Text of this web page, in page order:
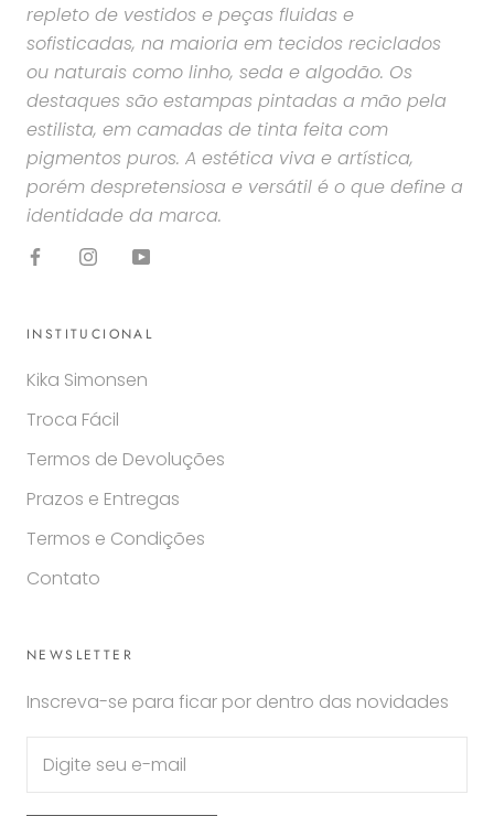
repleto de vestidos e peças fluidas e
sofisticadas, na maioria em tecidos reciclados
ou naturais como linho, seda e algodão. Os
destaques são estampas pintadas a mão pela
estilista, em camadas de tinta feita com
pigmentos puros. A estética viva e artística,
porém despretensiosa e versátil é o que define a
identidade da marca.
INSTITUCIONAL
Kika Simonsen
Troca Fácil
Termos de Devoluções
Prazos e Entregas
Termos e Condições
Contato
NEWSLETTER
Inscreva-se para ficar por dentro das novidades